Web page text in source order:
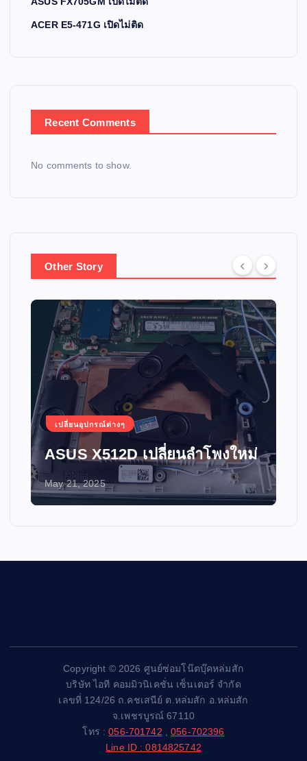
ACER E5-471G เปิดไม่ติด
Recent Comments
No comments to show.
Other Story
เปลี่ยนอุปกรณ์ต่างๆ
ASUS X512D เปลี่ยนลำโพงใหม่
May 21, 2025
Copyright © 2026 ศูนย์ซ่อมโน๊ตบุ๊คหล่มสัก
บริษัท ไอที คอมมิวนิเคชั่น เซ็นเตอร์ จำกัด
เลขที่ 124/26 ถ.คชเสนีย์ ต.หล่มสัก อ.หล่มสัก
จ.เพชรบูรณ์ 67110
โทร :056-701742 ,056-702396
Line ID : 0814825742